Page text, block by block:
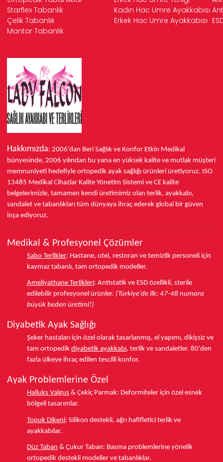
Starflex Tabanlık
Kadın Hac Umre Ayakkabısı
Çelik Tabanlık
Erkek Hac Umre Ayakkabısı
Mantar Tabanlık
Hakkımızda: 2006'dan Beri Sağlık ve Konfor Etkin Medikal
bünyesinde, 2006 yılından bu yana en yüksek kalite ve mutlak müşteri
memnuniyeti hedefiyle ortopedik ayak sağlığı ürünleri üretiyoruz. ISO
13485 Medikal Cihazlar Kalite Yönetim Sistemi ve CE kalite
belgelerimizle, tamamen kendi üretimimiz olan terlik, ayakkabı,
sandalet ve tabanlıkları tüm dünyaya ihraç ederek global bir güven
inşa ediyoruz.
Medikal & Profesyonel Çözümler
Sabo Terlikler: Hastane, otel, restoran ve temizlik personeli için
kaymaz tabanlı, tam ortopedik modeller.
Ameliyathane Terlikleri: Antistatik ve ESD özellikli, sterile
edilebilir profesyonel ürünler. (Türkiye'de ilk: 47-48 numara
büyük beden üretimi!)
Diyabetik Ayak Sağlığı
Şeker hastaları için özel olarak tasarlanmış, el yapımı, dikişsiz ve
tam ortopedik diyabetik ayakkabı, terlik ve sandaletler. 80'den
fazla ülkeye ihraç edilen tescilli konfor.
Ayak Problemlerine Özel
Halluks Valgus & Çekiç Parmak: Deformiteler için özel esnek
bölgeli tasarımlar.
Topuk Dikeni: Silikon destekli, ağrı hafifletici terlik ve
ayakkabılar.
Düz Taban & Çukur Taban: Basma problemlerine yönelik
ortopedik destekli modeller ve tabanlıklar.